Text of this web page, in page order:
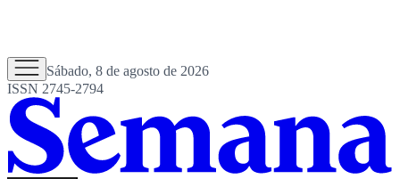
Sábado, 8 de agosto de 2026
ISSN 2745-2794